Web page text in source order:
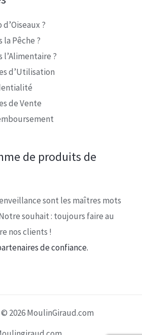
?
la Pêche ?
l’Alimentaire ?
d’Utilisation
de Vente
de produits de
sont les maîtres mots
souhait : toujours faire au
nos clients !
de confiance.
2026 MoulinGiraud.com